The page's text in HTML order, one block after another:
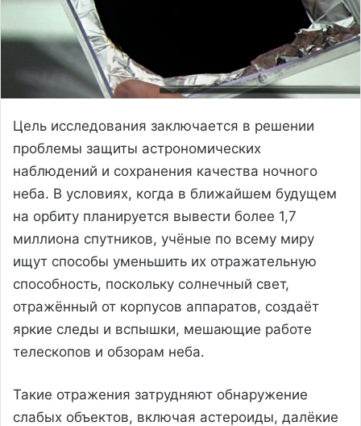
Цель исследования заключается в решении
проблемы защиты астрономических
наблюдений и сохранения качества ночного
неба. В условиях, когда в ближайшем будущем
на орбиту планируется вывести более 1,7
миллиона спутников, учёные по всему миру
ищут способы уменьшить их отражательную
способность, поскольку солнечный свет,
отражённый от корпусов аппаратов, создаёт
яркие следы и вспышки, мешающие работе
телескопов и обзорам неба.
Такие отражения затрудняют обнаружение
слабых объектов, включая астероиды, далёкие